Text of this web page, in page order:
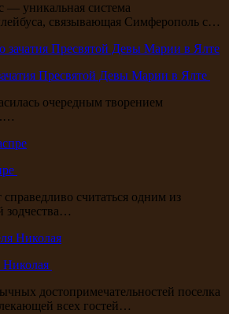
— уникальная система
связывающая Симферополь с…
Пресвятой Девы Марии в Ялте
очередным творением
считаться одним из
зодчества…
Николая
достопримечательностей поселка
всех гостей…